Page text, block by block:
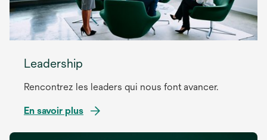
Leadership
Rencontrez les leaders qui nous font avancer.
En savoir plus